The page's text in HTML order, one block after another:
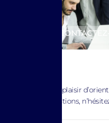
Nous aurons le plaisir
toutes vos questions,